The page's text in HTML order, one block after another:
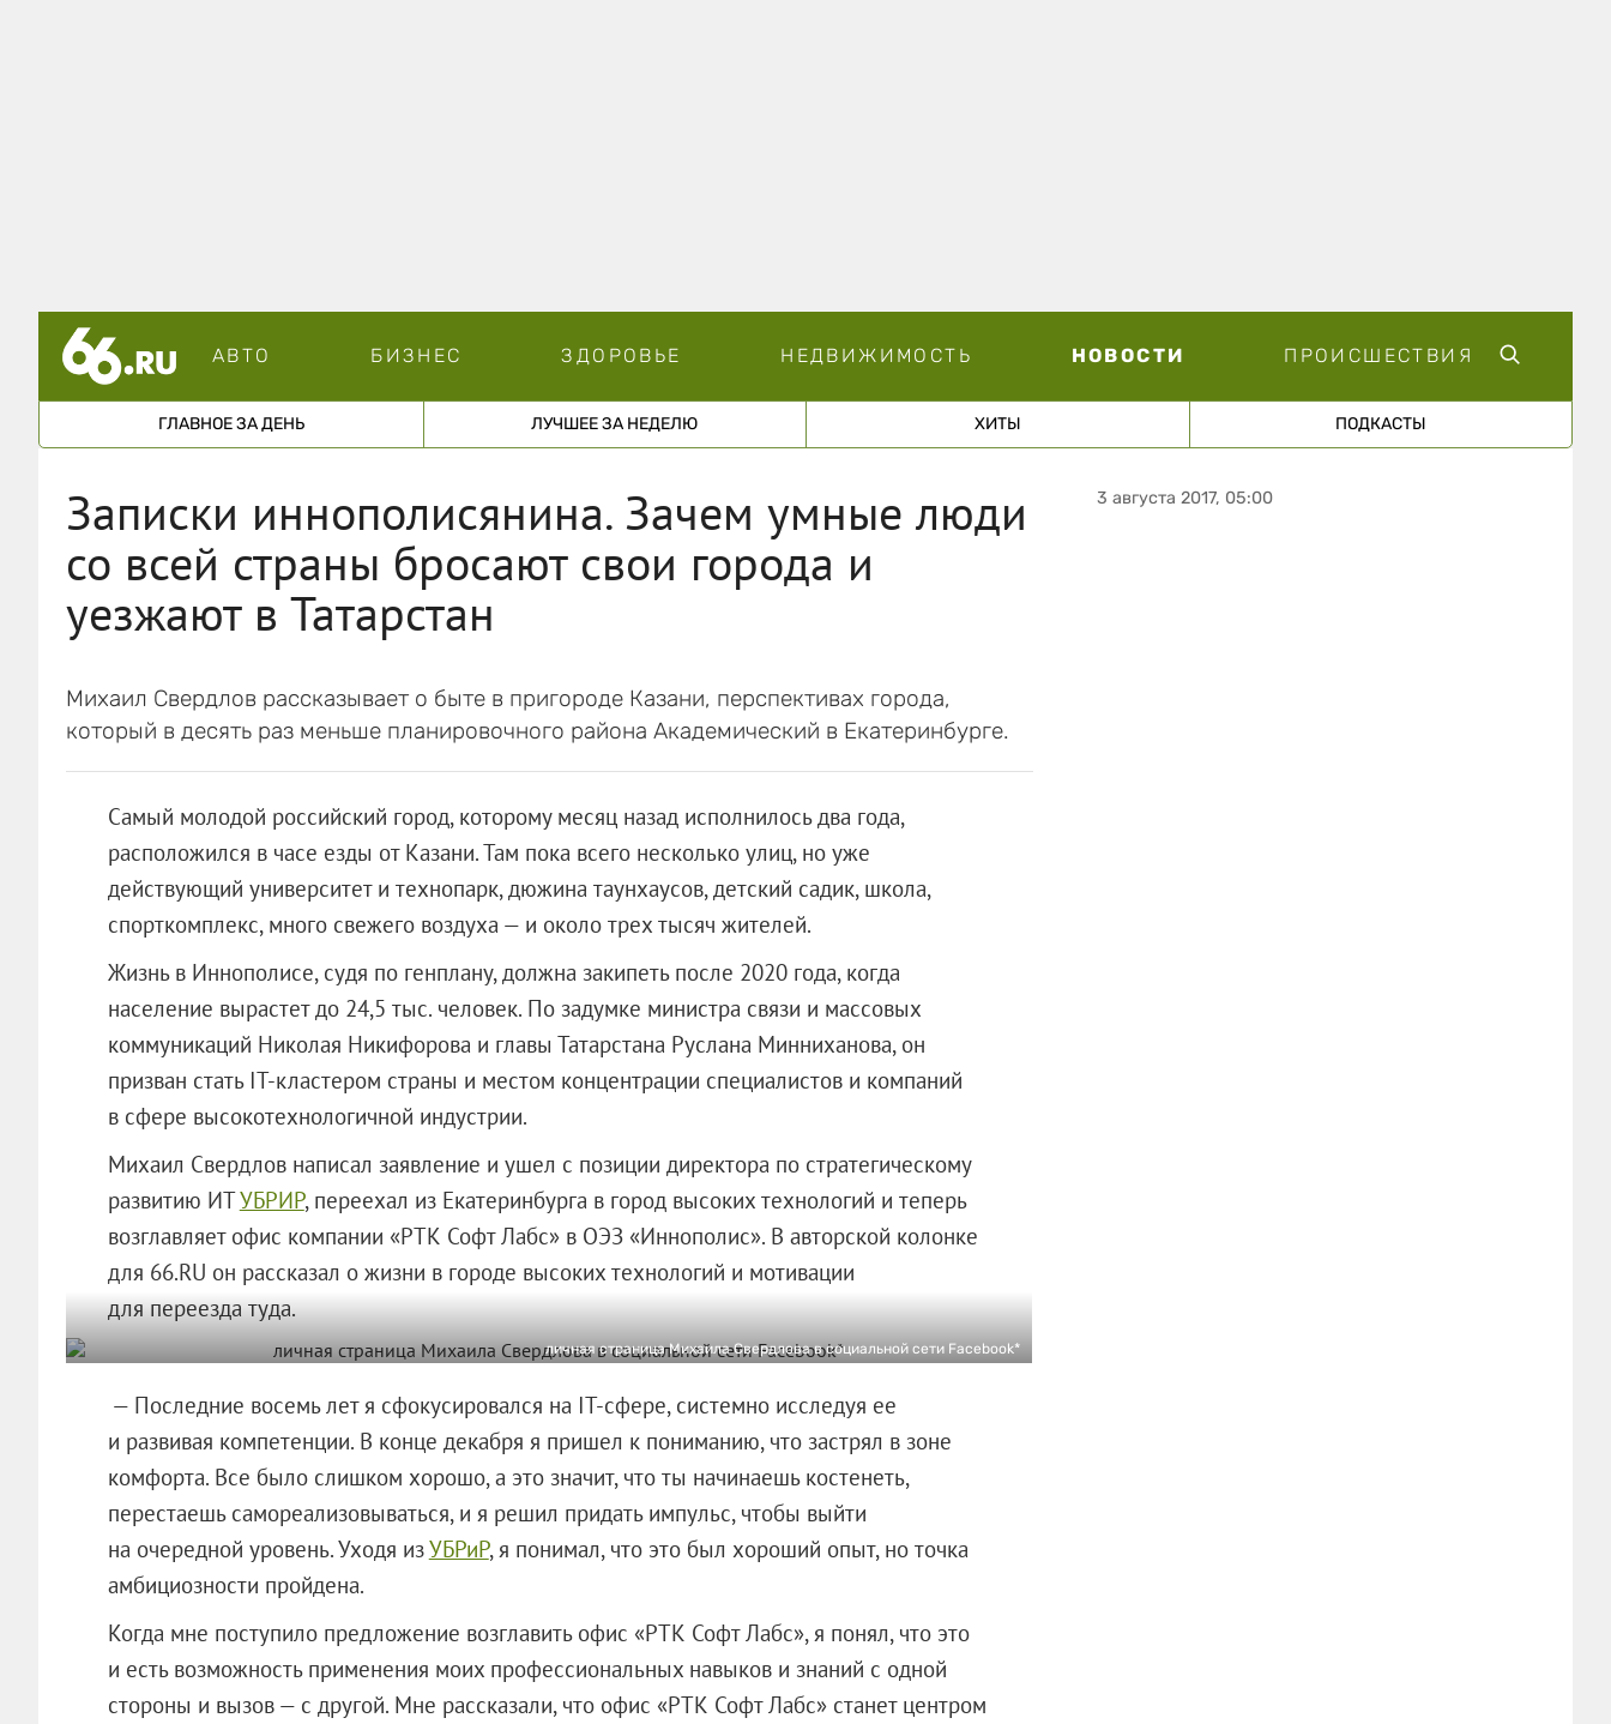
АВТО БИЗНЕС ЗДОРОВЬЕ НЕДВИЖИМОСТЬ НОВОСТИ ПРОИСШЕСТВИЯ
ГЛАВНОЕ ЗА ДЕНЬ ЛУЧШЕЕ ЗА НЕДЕЛЮ ХИТЫ ПОДКАСТЫ
Записки иннополисянина. Зачем умные люди
со всей страны бросают свои города и
уезжают в Татарстан
Михаил Свердлов рассказывает о быте в пригороде Казани, перспективах города,
который в десять раз меньше планировочного района Академический в Екатеринбурге.
Самый молодой российский город, которому месяц назад исполнилось два года,
расположился в часе езды от Казани. Там пока всего несколько улиц, но уже
действующий университет и технопарк, дюжина таунхаусов, детский садик, школа,
спорткомплекс, много свежего воздуха — и около трех тысяч жителей.
Жизнь в Иннополисе, судя по генплану, должна закипеть после 2020 года, когда
население вырастет до 24,5 тыс. человек. По задумке министра связи и массовых
коммуникаций Николая Никифорова и главы Татарстана Руслана Минниханова, он
призван стать IT-кластером страны и местом концентрации специалистов и компаний
в сфере высокотехнологичной индустрии.
Михаил Свердлов написал заявление и ушел с позиции директора по стратегическому
развитию ИТУБРИР, переехал из Екатеринбурга в город высоких технологий и теперь
возглавляет офис компании «РТК Софт Лабс» в ОЭЗ «Иннополис». В авторской колонке
для 66.RU он рассказал о жизни в городе высоких технологий и мотивации
для переезда туда.
личная страница Михаила Свердлова в социальной сети Facebook*
— Последние восемь лет я сфокусировался на IT-сфере, системно исследуя ее
и развивая компетенции. В конце декабря я пришел к пониманию, что застрял в зоне
комфорта. Все было слишком хорошо, а это значит, что ты начинаешь костенеть,
перестаешь самореализовываться, и я решил придать импульс, чтобы выйти
на очередной уровень. Уходя изУБРиР, я понимал, что это был хороший опыт, но точка
амбициозности пройдена.
Когда мне поступило предложение возглавить офис «РТК Софт Лабс», я понял, что это
и есть возможность применения моих профессиональных навыков и знаний с одной
стороны и вызов — с другой. Мне рассказали, что офис «РТК Софт Лабс» станет центром
3 августа 2017, 05:00